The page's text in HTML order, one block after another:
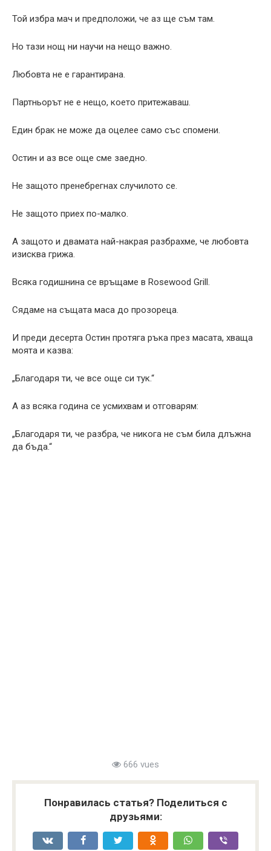
Той избра мач и предположи, че аз ще съм там.
Но тази нощ ни научи на нещо важно.
Любовта не е гарантирана.
Партньорът не е нещо, което притежаваш.
Един брак не може да оцелее само със спомени.
Остин и аз все още сме заедно.
Не защото пренебрегнах случилото се.
Не защото приех по-малко.
А защото и двамата най-накрая разбрахме, че любовта
изисква грижа.
Всяка годишнина се връщаме в Rosewood Grill.
Сядаме на същата маса до прозореца.
И преди десерта Остин протяга ръка през масата, хваща
моята и казва:
„Благодаря ти, че все още си тук.“
А аз всяка година се усмихвам и отговарям:
„Благодаря ти, че разбра, че никога не съм била длъжна
да бъда.“
666 vues
Понравилась статья? Поделиться с
друзьями: